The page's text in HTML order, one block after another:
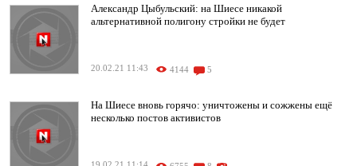
Александр Цыбульский: на Шиесе никакой
альтернативной полигону стройки не будет
20.02.21 11:43 4144 5
На Шиесе вновь горячо: уничтожены и сожжены ещё
несколько постов активистов